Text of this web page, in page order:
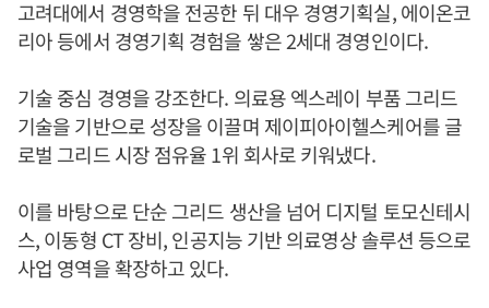
고려대에서 경영학을 전공한 뒤 대우 경영기획실, 에이온코
리아 등에서 경영기획 경험을 쌓은 2세대 경영인이다.
기술 중심 경영을 강조한다. 의료용 엑스레이 부품 그리드
기술을 기반으로 성장을 이끌며 제이피아이헬스케어를 글
로벌 그리드 시장 점유율 1위 회사로 키워냈다.
이를 바탕으로 단순 그리드 생산을 넘어 디지털 토모신테시
스, 이동형 CT 장비, 인공지능 기반 의료영상 솔루션 등으로
사업 영역을 확장하고 있다.